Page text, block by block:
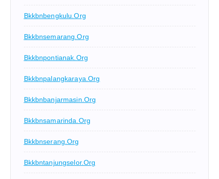
Bkkbnbengkulu.org
Bkkbnsemarang.org
Bkkbnpontianak.org
Bkkbnpalangkaraya.org
Bkkbnbanjarmasin.org
Bkkbnsamarinda.org
Bkkbnserang.org
Bkkbntanjungselor.org